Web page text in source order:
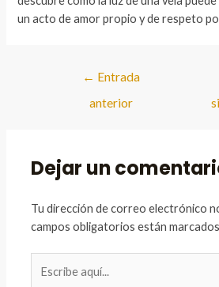
un acto de amor propio y de respeto
Navegación
entradas
← Entrada
anterior
Dejar un
Tu dirección de correo electrónico
campos obligatorios están
aquí...